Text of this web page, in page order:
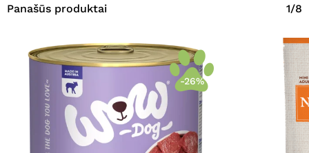
Panašūs produktai 1/8
-26%